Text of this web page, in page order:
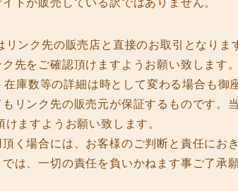
ンク先の販売店と直接のお取引となりま
先をご確認頂けますようお願い致します。
庫数等の詳細は時として変わる場合も御
リンク先の販売元が保証するものです。
ますようお願い致します。
く場合には、お客様のご判断と責任にお
は、一切の責任を負いかねます事ご了承願